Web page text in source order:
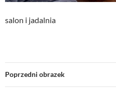
salon i jadalnia
Poprzedni obrazek